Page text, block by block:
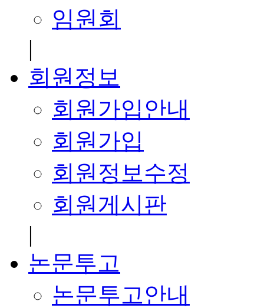
임원회
|
회원정보
회원가입안내
회원가입
회원정보수정
회원게시판
|
논문투고
논문투고안내